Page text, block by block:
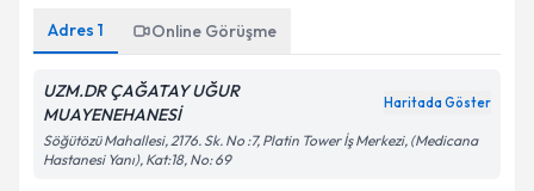
Adres 1 Online Görüşme
UZM.DR ÇAĞATAY UĞUR
MUAYENEHANESİ
Haritada Göster
Söğütözü Mahallesi, 2176. Sk. No :7, Platin Tower İş Merkezi, (Medicana
Hastanesi Yanı), Kat:18, No: 69